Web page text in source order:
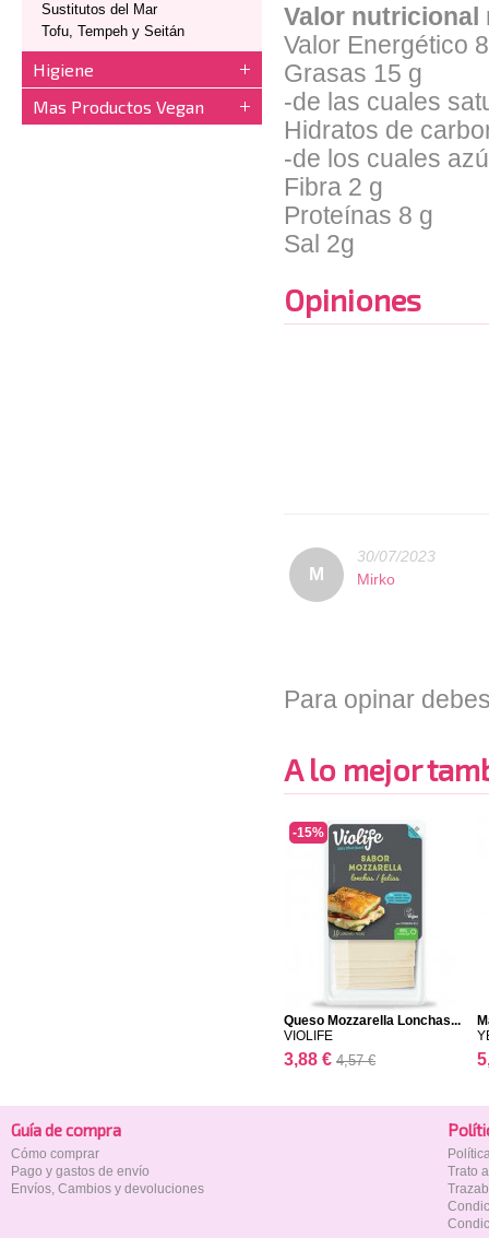
Sustitutos del Mar
Tofu, Tempeh y Seitán
Higiene
Mas Productos Vegan
Valor nutricional
Valor Energético
Grasas 15 g
-de las cuales
Hidratos de
-de los cuales
Fibra 2 g
Proteínas 8 g
Sal 2g
Opiniones
M
30/07/2023
Mirko
Para opinar
A lo mejor
Queso Mozzarella Lonchas...
VIOLIFE
3,88 € 4,57 €
-15%
Guía de compra
Cómo comprar
Pago y gastos de envío
Envíos, Cambios y devoluciones
Trato